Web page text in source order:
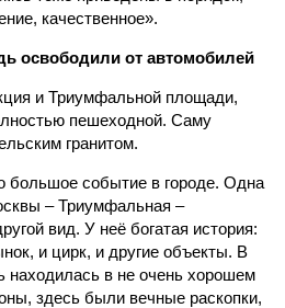
качественное».
освободили от автомобилей
и Триумфальной площади,
пешеходной. Саму
гранитом.
большое событие в городе. Одна
– Триумфальная –
вид. У неё богатая история:
и цирк, и другие объекты. В
находилась в не очень хорошем
здесь были вечные раскопки,